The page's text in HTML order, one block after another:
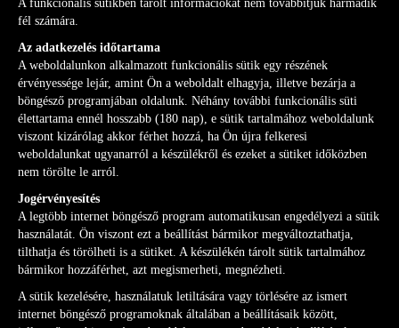
A funkcionális sütikben tárolt információkat nem továbbítjuk harmadik
fél számára.
Az adatkezelés időtartama
A weboldalunkon alkalmazott funkcionális sütik egy részének
érvényessége lejár, amint Ön a weboldalt elhagyja, illetve bezárja a
böngésző programjában oldalunk. Néhány további funkcionális süti
élettartama ennél hosszabb (180 nap), e sütik tartalmához weboldalunk
viszont kizárólag akkor férhet hozzá, ha Ön újra felkeresi
weboldalunkat ugyanarról a készülékről és ezeket a sütiket időközben
nem törölte le arról.
Jogérvényesítés
A legtöbb internet böngésző program automatikusan engedélyezi a sütik
használatát. Ön viszont ezt a beállítást bármikor megváltoztathatja,
tilthatja és törölheti is a sütiket. A készülékén tárolt sütik tartalmához
bármikor hozzáférhet, azt megismerheti, megnézheti.
A sütik kezelésére, használatuk letiltására vagy törlésére az ismert
internet böngésző programoknak általában a beállításaik között,